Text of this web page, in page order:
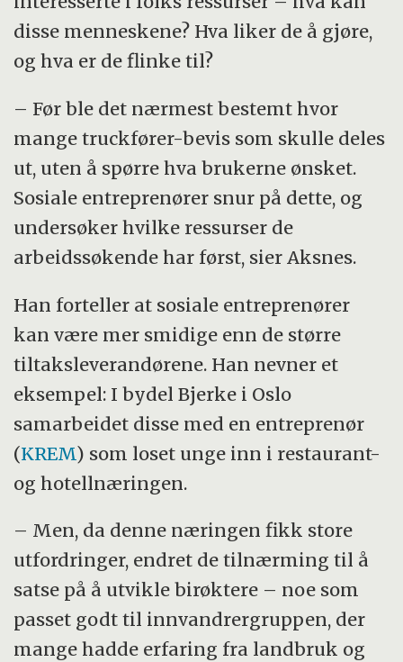
disse menneskene? Hva liker de å gjøre,
og hva er de flinke til?
– Før ble det nærmest bestemt hvor
mange truckfører-bevis som skulle deles
ut, uten å spørre hva brukerne ønsket.
Sosiale entreprenører snur på dette, og
undersøker hvilke ressurser de
arbeidssøkende har først, sier Aksnes.
Han forteller at sosiale entreprenører
kan være mer smidige enn de større
tiltaksleverandørene. Han nevner et
eksempel: I bydel Bjerke i Oslo
samarbeidet disse med en entreprenør
(KREM) som loset unge inn i restaurant-
og hotellnæringen.
– Men, da denne næringen fikk store
utfordringer, endret de tilnærming til å
satse på å utvikle birøktere – noe som
passet godt til innvandrergruppen, der
mange hadde erfaring fra landbruk og